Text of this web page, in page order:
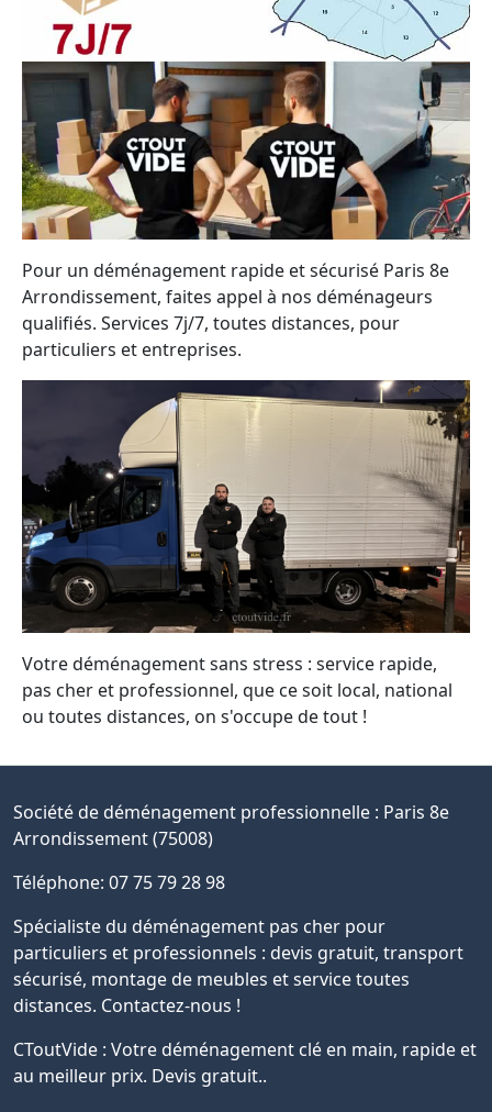
Pour un déménagement rapide et sécurisé Paris 8e
Arrondissement, faites appel à nos déménageurs
qualifiés. Services 7j/7, toutes distances, pour
particuliers et entreprises.
Votre déménagement sans stress : service rapide,
pas cher et professionnel, que ce soit local, national
ou toutes distances, on s'occupe de tout !
Société de déménagement professionnelle : Paris 8e
Arrondissement (75008)
Téléphone: 07 75 79 28 98
Spécialiste du déménagement pas cher pour
particuliers et professionnels : devis gratuit, transport
sécurisé, montage de meubles et service toutes
distances. Contactez-nous !
CToutVide : Votre déménagement clé en main, rapide et
au meilleur prix. Devis gratuit..